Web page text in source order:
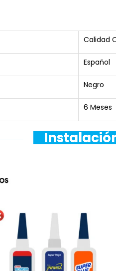
Calidad
Español
Negro
6 Meses